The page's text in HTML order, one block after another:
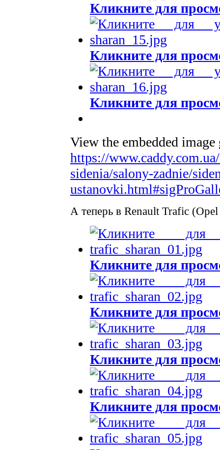
Кликните для
Кликните для
Кликните для
View the embedded
https://
sidenia/salony-zadnie/
А теперь в Renault Trafic
Кликните для
Кликните для
Кликните для
Кликните для